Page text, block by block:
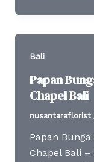
Bali
Papan
Chapel Bali
nusantaraflorist
Papan
Chapel Bali –